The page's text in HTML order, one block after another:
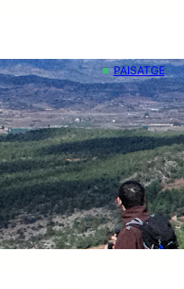
PAISATGE
Josep
Els
un poder
contemplar